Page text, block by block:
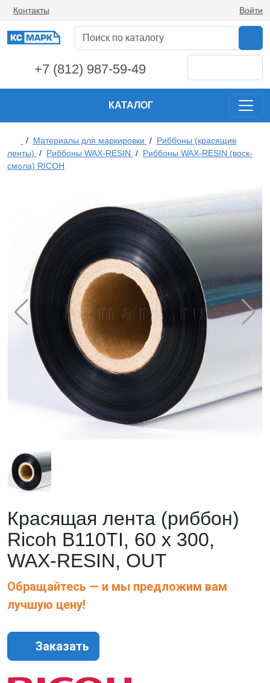
Контакты Войти
+7 (812) 987-59-49
КАТАЛОГ
/ Материалы для маркировки / Риббоны (красящие
ленты) / Риббоны WAX-RESIN / Риббоны WAX-RESIN (воск-
смола) RICOH
Красящая лента (риббон)
Ricoh B110TI, 60 х 300,
WAX-RESIN, OUT
Обращайтесь — и мы предложим вам
лучшую цену!
Заказать